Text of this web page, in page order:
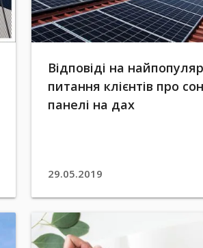
Відповіді на
питання клієнтів про
панелі на дах
29.05.2019